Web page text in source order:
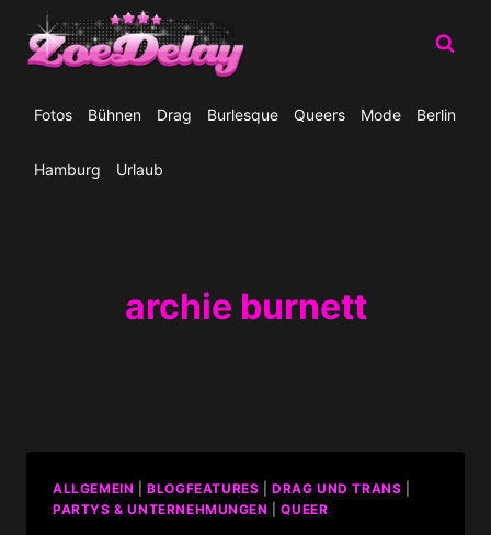
Inhalt
springen
Fotos Bühnen Drag Burlesque Queers Mode Berlin
Hamburg Urlaub
archie burnett
ALLGEMEIN |BLOGFEATURES |DRAG UND TRANS
PARTYS & UNTERNEHMUNGEN
|QUEER